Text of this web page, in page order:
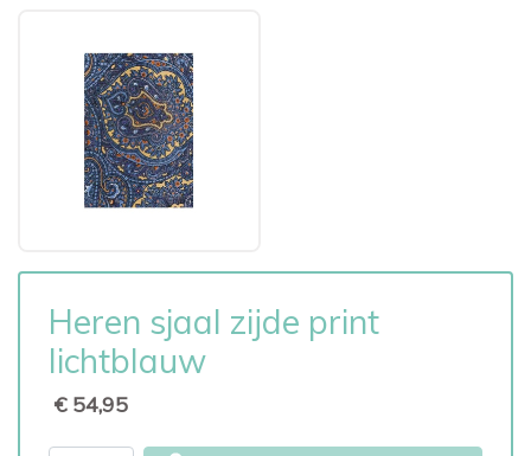
Heren sjaal zijde print
lichtblauw
€ 54,95